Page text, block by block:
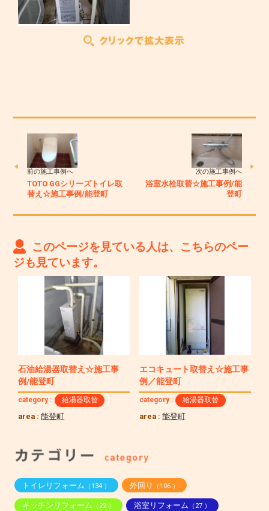
前の施工事例へ
TOTO GGシリーズトイレ取
替え☆施工事例/能登町
次の施工事例へ
浴室水栓取替☆施工事例/能
登町
このページを見ている人は、こちらのペー
ジも見ています。
石油給湯器取替え☆施工事
例/能登町
category : 給湯器取替
area :能登町
エコキュート取替え☆施工事
例／能登町
category : 給湯器取替
area :能登町
トイレリフォーム （134 ） 外回り （106 ）
キッチンリフォーム （22 ） 浴室リフォーム （27 ）